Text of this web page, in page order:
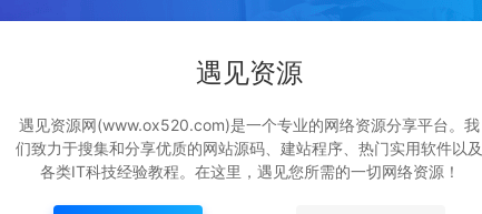
打赏 点赞 (10
遇见资源
遇见资源网(www.ox520.com)是一个专业的网络资源分享平台。我
们致力于搜集和分享优质的网站源码、建站程序、热门实用软件以及
各类IT科技经验教程。在这里，遇见您所需的一切网络资源！